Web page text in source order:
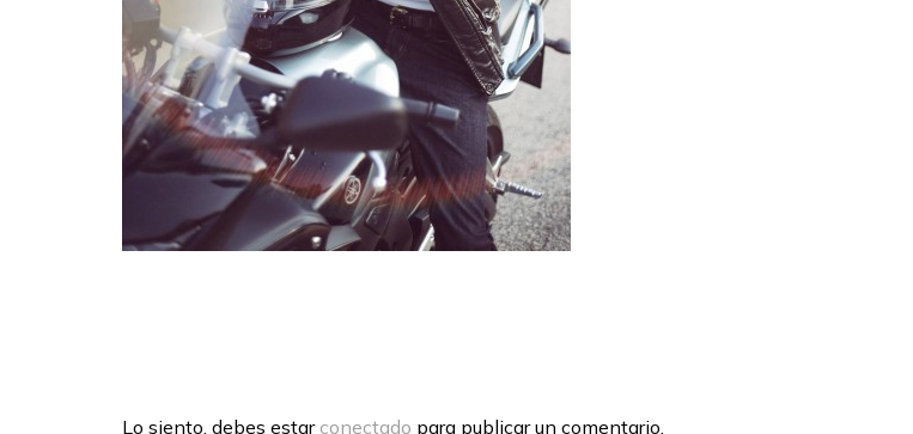
Lo siento, debes estar conectado para publicar un comentario.